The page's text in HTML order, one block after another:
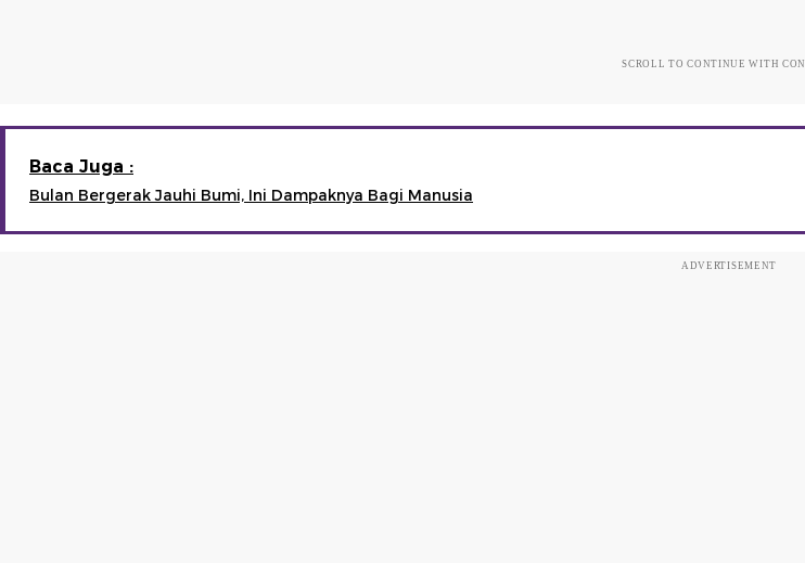
SCROLL TO CONTINUE WITH
Baca Juga :
Bulan Bergerak Jauhi Bumi, Ini Dampaknya Bagi Manusia
ADVERTISEMENT